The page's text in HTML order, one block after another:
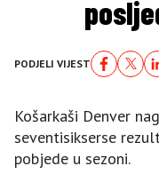
PODJELI VIJEST
Košarkaši Denver
seventisikserse
pobjede u sezoni.